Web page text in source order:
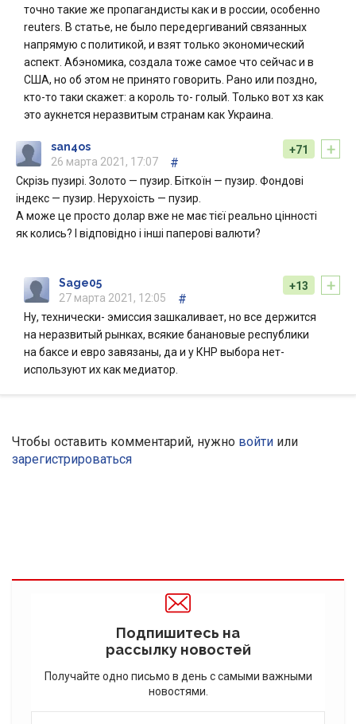
точно такие же пропагандисты как и в россии, особенно
reuters. В статье, не было передергиваний связанных
напрямую с политикой, и взят только экономический
аспект. Абэномика, создала тоже самое что сейчас и в
США, но об этом не принято говорить. Рано или поздно,
кто-то таки скажет: а король то- голый. Только вот хз как
это аукнется неразвитым странам как Украина.
+
+71
san4os
26 марта 2021, 17:07
#
Скрізь пузирі. Золото — пузир. Біткоїн — пузир. Фондові
індекс — пузир. Нерухоість — пузир.
А може це просто долар вже не має тієї реально цінності
як колись? І відповідно і інші паперові валюти?
+
+13
Sage05
27 марта 2021, 12:05
#
Ну, технически- эмиссия зашкаливает, но все держится
на неразвитый рынках, всякие банановые республики
на баксе и евро завязаны, да и у КНР выбора нет-
используют их как медиатор.
Чтобы оставить комментарий, нужно войти или
зарегистрироваться
Подпишитесь на
рассылку новостей
Получайте одно письмо в день с самыми важными
новостями.